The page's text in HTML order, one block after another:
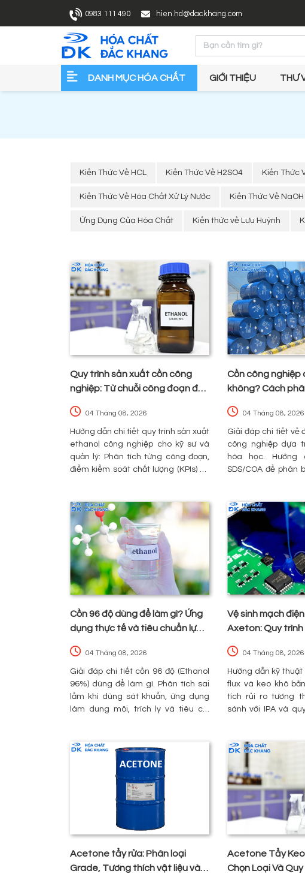
0983 111 490 hien.hd@dackhang.com
DANH MỤC HÓA CHẤT GIỚI THIỆU THƯ
Kiến Thức Về HCL Kiến Thức Về H2SO4 Kiến Thức
Kiến Thức Về Hóa Chất Xử Lý Nước Kiến Thức Về NaOH
Ứng Dụng Của Hóa Chất Kiến thức về Lưu Huỳnh
Quy trình sản xuất cồn công
nghiệp: Từ chuỗi công đoạn đến
hóa chất
04 Tháng 08, 2026
Hướng dẫn chi tiết quy trình sản xuất
ethanol công nghiệp cho kỹ sư và
quản lý: Phân tích từng công đoạn,
điểm kiểm soát chất lượng (KPIs) và
Cồn công nghiệp
không? Cách
nghiệp04 Tháng 08, 2026
Giải đáp chi tiết về
công nghiệp dựa
hóa học. Hướng
SDS/COA để phân
Cồn 96 độ dùng để làm gì? Ứng
dụng thực tế và tiêu chuẩn lựa
04 Tháng 08, 2026
Giải đáp chi tiết cồn 96 độ (Ethanol
96%) dùng để làm gì. Phân tích sai
lầm khi dùng sát khuẩn, ứng dụng
làm dung môi, trích ly và tiêu chí
Vệ sinh mạch
Axeton: Quy
04 Tháng 08, 2026
Hướng dẫn kỹ thuật
flux và keo khô
tích rủi ro tương
sánh với IPA và
Acetone tẩy rửa: Phân loại
Grade, Tương thích vật liệu và
Acetone Tẩy
Chọn Loại Và Quy